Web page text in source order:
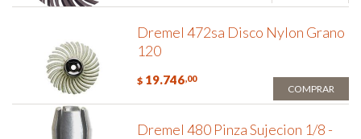
Dremel 472sa Disco Nylon Grano
120
$ 19.746,00
COMPRAR
Dremel 480 Pinza Sujecion 1/8 -